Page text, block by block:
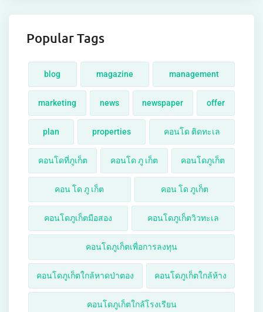
Popular Tags
blog magazine management
marketing news newspaper offer
plan properties คอนโด ติดทะเล
คอนโดที่ภูเก็ต คอนโด ภู เก็ต คอนโดภูเก็ต
คอน โด ภู เก็ต คอน โด ภูเก็ต
คอนโดภูเก็ตมือสอง คอนโดภูเก็ตวิวทะเล
คอนโดภูเก็ตเพื่อการลงทุน
คอนโดภูเก็ตใกล้หาดป่าตอง คอนโดภูเก็ตใกล้ห้าง
คอนโดภูเก็ตใกล้โรงเรียน